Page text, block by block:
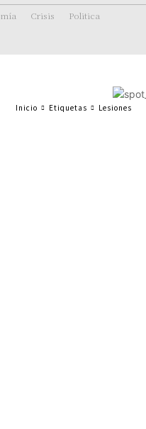
Crisis Politica
Inicio Etiquetas Lesiones